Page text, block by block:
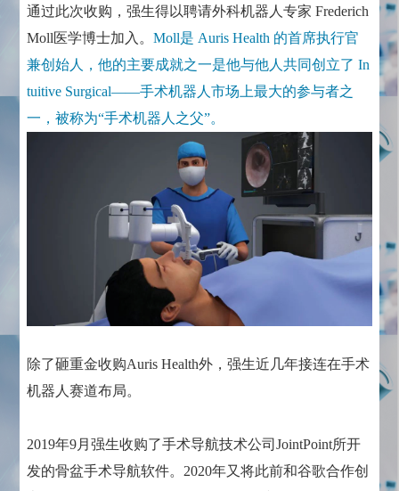
通过此次收购，强生得以聘请外科机器人专家 Frederich
Moll医学博士加入。Moll是 Auris Health 的首席执行官
兼创始人，他的主要成就之一是他与他人共同创立了 In
tuitive Surgical——手术机器人市场上最大的参与者之
一，被称为“手术机器人之父”。
除了砸重金收购Auris Health外，强生近几年接连在手术
机器人赛道布局。
2019年9月强生收购了手术导航技术公司JointPoint所开
发的骨盆手术导航软件。2020年又将此前和谷歌合作创